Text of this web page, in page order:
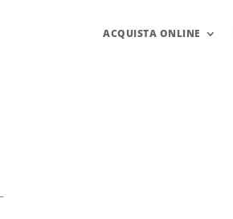
ACQUISTA ONLINE